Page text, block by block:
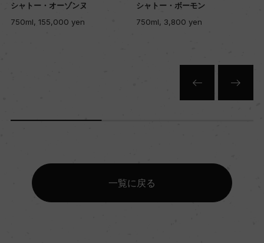
キャップの仕様
ー
シャトー・オーゾンヌ
750ml, 155,000 yen
シャトー・ボーモン
750ml, 3,800 yen
一覧に戻る